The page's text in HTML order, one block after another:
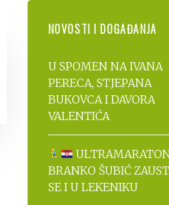
NOVOSTI I DOGAĐANJA
U SPOMEN NA IVANA
PERECA, STJEPANA
BUKOVCA I DAVORA
VALENTIĆA
BRANKO ŠUBIĆ
SE I U LEKENIKU